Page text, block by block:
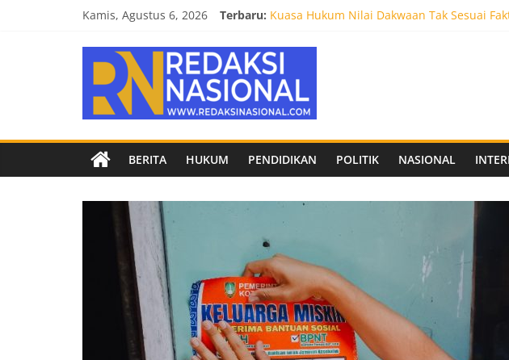
Kamis, Agustus 6, 2026 Terbaru: Kuasa Hukum Nilai Dakwaan Tak Sesuai
Kendal Tornado FC Siapkan Stadion
Empat Tim Fakultas Vokasi UNAIR Mulai
Biro Hukum Setdaprov Jatim Matangkan
Redaksi
Nasional
Berita
terpercaya
netral
BERITA HUKUM PENDIDIKAN POLITIK NASIONAL